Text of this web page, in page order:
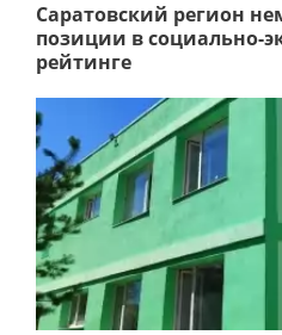
Саратовский регион
позиции в социально-
рейтинге